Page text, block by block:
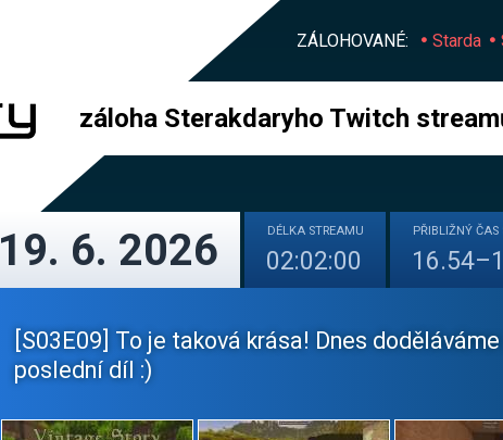
ZÁLOHOVANÉ: Starda
záloha Sterakdaryho Twitch
19. 6. 2026 DÉLKA STREAMU
02:02:00
PŘIBLIŽNÝ ČAS
[S03E09] To je taková krása! Dnes
poslední díl :)